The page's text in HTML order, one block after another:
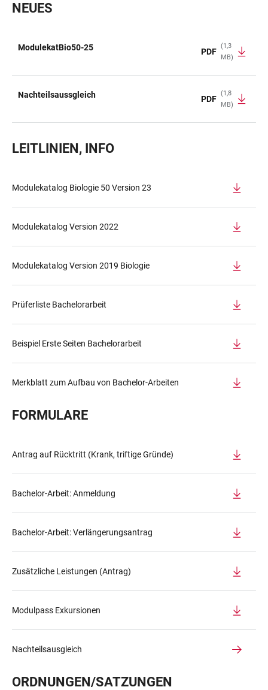
NEUES
ModulekatBio50-25 PDF
(1,3
MB)
Nachteilsaussgleich PDF
(1,8
MB)
LEITLINIEN, INFO
Modulekatalog Biologie 50 Version 23
Modulekatalog Version 2022
Modulekatalog Version 2019 Biologie
Prüferliste Bachelorarbeit
Beispiel Erste Seiten Bachelorarbeit
Merkblatt zum Aufbau von Bachelor-Arbeiten
FORMULARE
Antrag auf Rücktritt (Krank, triftige Gründe)
Bachelor-Arbeit: Anmeldung
Bachelor-Arbeit: Verlängerungsantrag
Zusätzliche Leistungen (Antrag)
Modulpass Exkursionen
Nachteilsausgleich
ORDNUNGEN/SATZUNGEN